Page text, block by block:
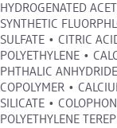
HYDROGENATED
SYNTHETIC
SULFATE • CITRIC
POLYETHYLENE •
PHTHALIC
COPOLYMER •
SILICATE •
POLYETHYLENE